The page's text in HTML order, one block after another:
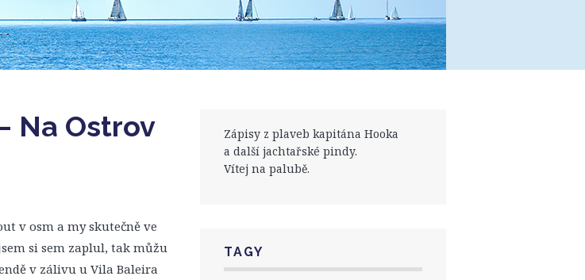
Na Ostrov
v osm a my skutečně ve
si sem zaplul, tak můžu
v zálivu u Vila Baleira
Zápisy z plaveb kapitána Hooka
a další jachtařské pindy.
Vítej na palubě.
TAGY